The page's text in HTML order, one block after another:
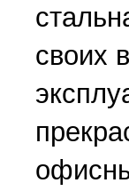
своих